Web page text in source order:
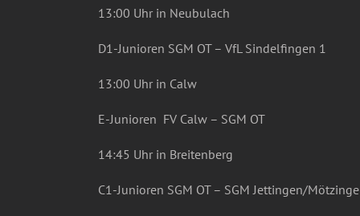
13:00 Uhr in Neubulach
D1-Junioren SGM OT – VfL Sindelfingen 1
13:00 Uhr in Calw
E-Junioren FV Calw – SGM OT
14:45 Uhr in Breitenberg
C1-Junioren SGM OT – SGM Jettingen/